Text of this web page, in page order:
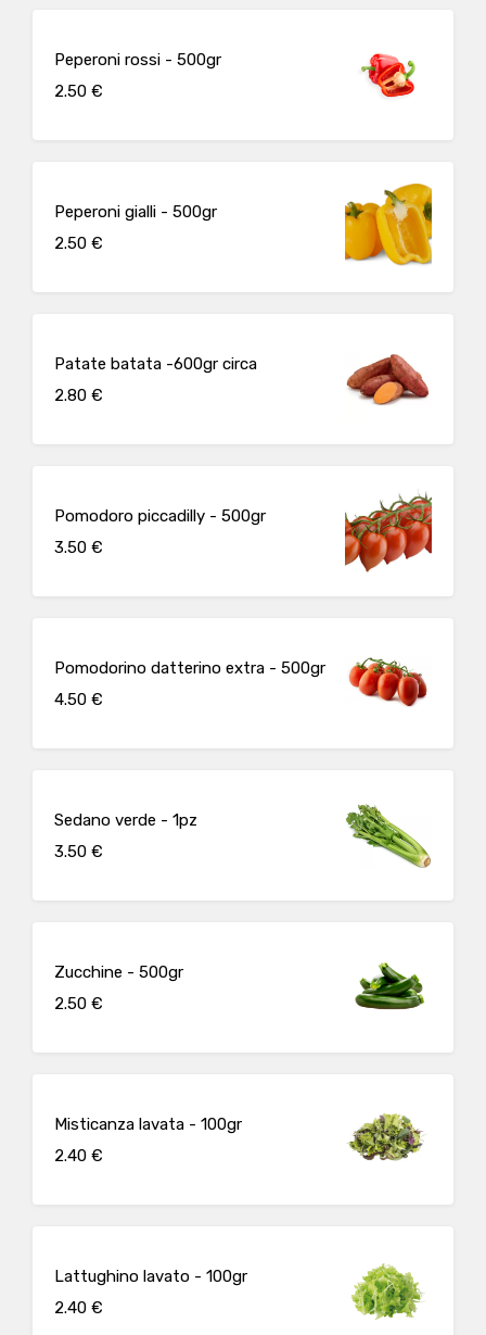
Peperoni rossi - 500gr
2.50 €
Peperoni gialli - 500gr
2.50 €
Patate batata -600gr circa
2.80 €
Pomodoro piccadilly - 500gr
3.50 €
Pomodorino datterino extra - 500gr
4.50 €
Sedano verde - 1pz
3.50 €
Zucchine - 500gr
2.50 €
Misticanza lavata - 100gr
2.40 €
Lattughino lavato - 100gr
2.40 €